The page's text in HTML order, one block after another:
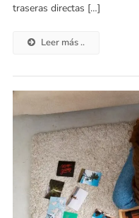
traseras directas […]
Leer más ..